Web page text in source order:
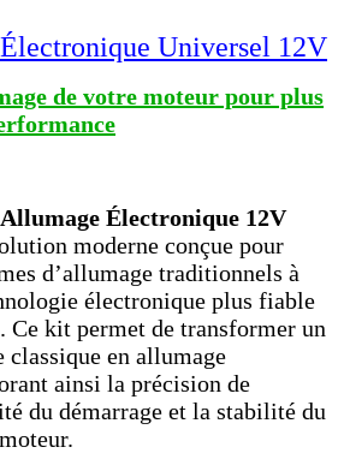
Universel 12V
de votre moteur pour plus
Électronique 12V
moderne conçue pour
d’allumage traditionnels à
électronique plus fiable
Ce kit permet de transformer un
classique en allumage
ainsi la précision de
du démarrage et la stabilité du